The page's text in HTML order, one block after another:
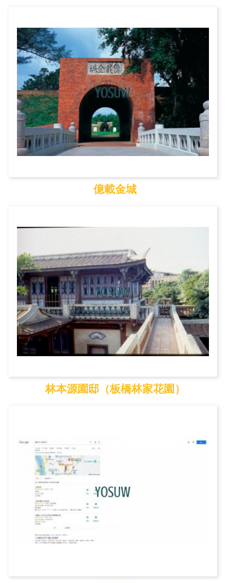
億載金城
林本源園邸（板橋林家花園）